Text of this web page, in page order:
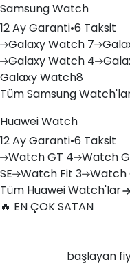
Samsung Watch
12 Ay Garanti•6 Taksit
GalaxyWatch 7
GalaxyWatch 4
GalaxyWatch8
Tüm Samsung
Huawei Watch
12 Ay Garanti•6 Taksit
WatchGT 4 Watch
SE Watch Fit 3 Watch
Tüm Huawei Watch'lar
🔥 EN ÇOK SATAN
başlayan